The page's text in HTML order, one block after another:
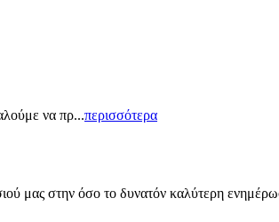
να πρ...περισσότερα
μας στην όσο το δυνατόν καλύτερη